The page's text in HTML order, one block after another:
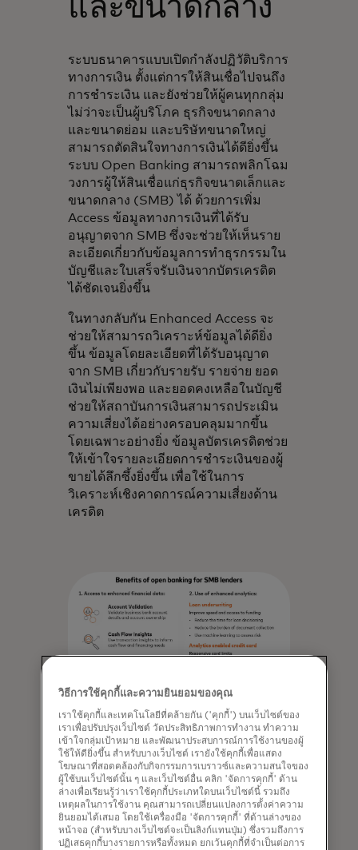
และขนาดกลาง
ระบบธนาคารแบบเปิดกำลังปฏิวัติบริการ
ทางการเงิน ตั้งแต่การให้สินเชื่อไปจนถึง
การชำระเงิน และยังช่วยให้ผู้คนทุกกลุ่ม
ไม่ว่าจะเป็นผู้บริโภค ธุรกิจขนาดกลาง
และขนาดย่อม และบริษัทขนาดใหญ่
สามารถตัดสินใจทางการเงินได้ดียิ่งขึ้น
ระบบ Open Banking สามารถพลิกโฉม
วงการผู้ให้สินเชื่อแก่ธุรกิจขนาดเล็กและ
ขนาดกลาง (SMB) ได้ ด้วยการเพิ่ม
Access ข้อมูลทางการเงินที่ได้รับ
อนุญาตจาก SMB ซึ่งจะช่วยให้เห็นราย
ละเอียดเกี่ยวกับข้อมูลการทำธุรกรรมใน
บัญชีและใบเสร็จรับเงินจากบัตรเครดิต
ได้ชัดเจนยิ่งขึ้น
ในทางกลับกัน Enhanced Access จะ
ช่วยให้สามารถวิเคราะห์ข้อมูลได้ดียิ่ง
ขึ้น ข้อมูลโดยละเอียดที่ได้รับอนุญาต
จาก SMB เกี่ยวกับรายรับ รายจ่าย ยอด
เงินไม่เพียงพอ และยอดคงเหลือในบัญชี
ช่วยให้สถาบันการเงินสามารถประเมิน
ความเสี่ยงได้อย่างครอบคลุมมากขึ้น
โดยเฉพาะอย่างยิ่ง ข้อมูลบัตรเครดิตช่วย
ให้เข้าใจรายละเอียดการชำระเงินของผู้
ขายได้ลึกซึ้งยิ่งขึ้น เพื่อใช้ในการ
วิเคราะห์เชิงคาดการณ์ความเสี่ยงด้าน
เครดิต
โดยสรุปแล้ว ระบบธนาคารแบบเปิดไม่
เพียงแต่ให้ข้อมูลทางการเงินที่ครบถ้วน
มากขึ้นเกี่ยวกับผู้กู้ แต่ยังช่วยให้ผู้ให้กู้
สามารถตัดสินใจได้อย่างรอบคอบมาก
ขึ้นอีกด้วย ข้อดีบางประการของการเปิด
ระบบธนาคารเพื่อการให้สินเชื่อแก่ธุรกิจ
ขนาดเล็กและขนาดกลาง ได้แก่:
วิธีการใช้คุกกี้และความยินยอมของคุณ
เราใช้คุกกี้และเทคโนโลยีที่คล้ายกัน ('คุกกี้') บนเว็บไซต์ของ
เราเพื่อปรับปรุงเว็บไซต์ วัดประสิทธิภาพการทำงาน ทำความ
เข้าใจกลุ่มเป้าหมาย และพัฒนาประสบการณ์การใช้งานของผู้
ใช้ให้ดียิ่งขึ้น สำหรับบางเว็บไซต์ เรายังใช้คุกกี้เพื่อแสดง
โฆษณาที่สอดคล้องกับกิจกรรมการเบราวซ์และความสนใจของ
ผู้ใช้บนเว็บไซต์นั้น ๆ และเว็บไซต์อื่น คลิก 'จัดการคุกกี้' ด้าน
ล่างเพื่อเรียนรู้ว่าเราใช้คุกกี้ประเภทใดบนเว็บไซต์นี้ รวมถึง
เหตุผลในการใช้งาน คุณสามารถเปลี่ยนแปลงการตั้งค่าความ
ยินยอมได้เสมอ โดยใช้เครื่องมือ 'จัดการคุกกี้' ที่ด้านล่างของ
หน้าจอ (สำหรับบางเว็บไซต์จะเป็นลิงก์แทนปุ่ม) ซึ่งรวมถึงการ
ปฏิเสธคุกกี้บางรายการหรือทั้งหมด ยกเว้นคุกกี้ที่จำเป็นต่อการ